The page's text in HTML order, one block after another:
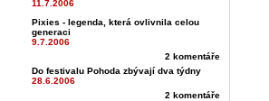
11.7.2006
Pixies - legenda, která ovlivnila celou
generaci
9.7.2006
2 komentáře
Do festivalu Pohoda zbývají dva týdny
28.6.2006
2 komentáře